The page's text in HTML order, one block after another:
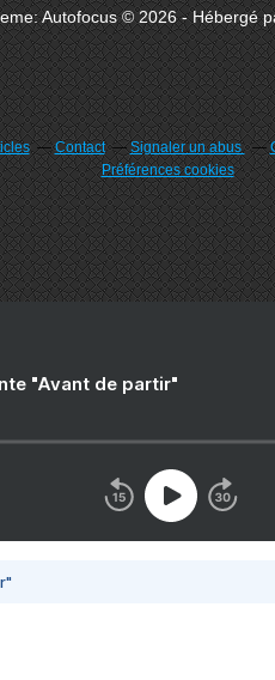
Autofocus © 2026 - Hébergé
Contact Signaler un abus
Préférences cookies
"Avant de partir"